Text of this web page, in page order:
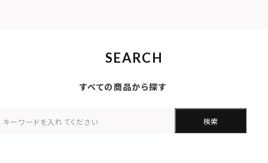
SEARCH
すべての商品から探す
検索